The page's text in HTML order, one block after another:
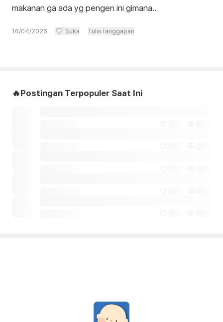
makanan ga ada yg pengen ini gimana..
16/04/2026 Suka Tulis tanggapan
🔥Postingan Terpopuler Saat Ini